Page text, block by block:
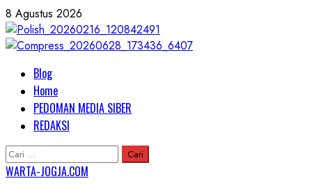
Skip
to
content
8 Agustus 2026
Primary
Menu
Blog
Home
PEDOMAN MEDIA SIBER
REDAKSI
Cari
untuk:
WARTA-JOGJA.COM